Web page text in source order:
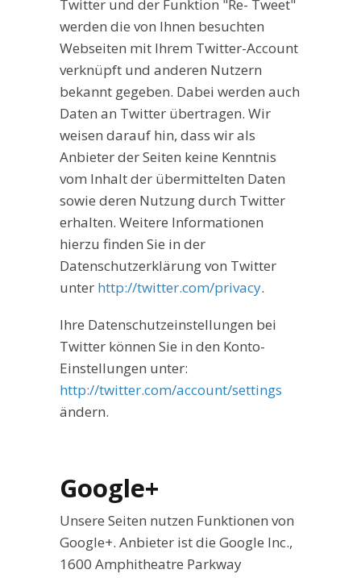
Twitter und der Funktion "Re- Tweet"
werden die von Ihnen besuchten
Webseiten mit Ihrem Twitter-Account
verknüpft und anderen Nutzern
bekannt gegeben. Dabei werden auch
Daten an Twitter übertragen. Wir
weisen darauf hin, dass wir als
Anbieter der Seiten keine Kenntnis
vom Inhalt der übermittelten Daten
sowie deren Nutzung durch Twitter
erhalten. Weitere Informationen
hierzu finden Sie in der
Datenschutzerklärung von Twitter
unter http://twitter.com/privacy.
Ihre Datenschutzeinstellungen bei
Twitter können Sie in den Konto-
Einstellungen unter:
http://twitter.com/account/settings
ändern.
Google+
Unsere Seiten nutzen Funktionen von
Google+. Anbieter ist die Google Inc.,
1600 Amphitheatre Parkway